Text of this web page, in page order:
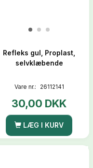
Refleks gul, Proplast,
selvklæbende
Vare nr.: 26112141
30,00 DKK
LÆG I KURV